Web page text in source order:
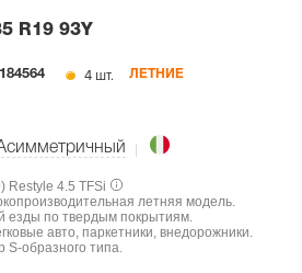
R19 93Y
184564 4 шт. ЛЕТНИЕ
Restyle 4.5 TFSi
летняя модель.
езды по твердым покрытиям.
авто, паркетники, внедорожники.
S-образного типа.